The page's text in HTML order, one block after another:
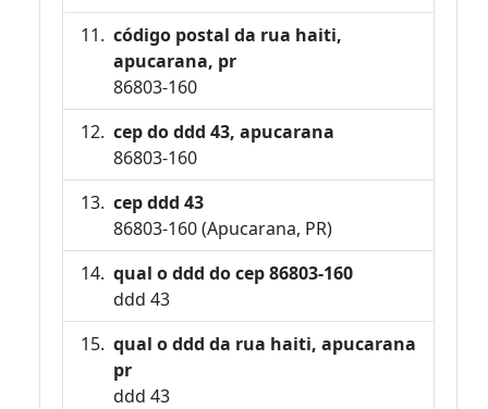
código postal da rua haiti,
apucarana, pr
86803-160
cep do ddd 43, apucarana
86803-160
cep ddd 43
86803-160 (Apucarana, PR)
qual o ddd do cep 86803-160
ddd 43
qual o ddd da rua haiti, apucarana
pr
ddd 43